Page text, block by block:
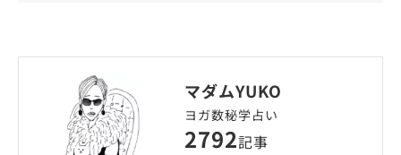
マダムYUKO
ヨガ数秘学占い
2792記事